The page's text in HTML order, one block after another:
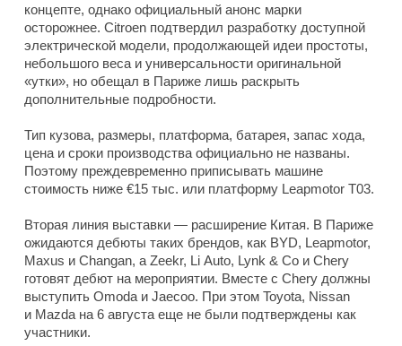
концепте, однако официальный анонс марки
осторожнее. Citroen подтвердил разработку доступной
электрической модели, продолжающей идеи простоты,
небольшого веса и универсальности оригинальной
«утки», но обещал в Париже лишь раскрыть
дополнительные подробности.
Тип кузова, размеры, платформа, батарея, запас хода,
цена и сроки производства официально не названы.
Поэтому преждевременно приписывать машине
стоимость ниже €15 тыс. или платформу Leapmotor T03.
Вторая линия выставки — расширение Китая. В Париже
ожидаются дебюты таких брендов, как BYD, Leapmotor,
Maxus и Changan, а Zeekr, Li Auto, Lynk & Co и Chery
готовят дебют на мероприятии. Вместе с Chery должны
выступить Omoda и Jaecoo. При этом Toyota, Nissan
и Mazda на 6 августа еще не были подтверждены как
участники.